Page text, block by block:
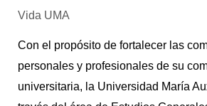
Vida UMA
Con el propósito de fortalecer las
personales y profesionales de su
universitaria, la Universidad María